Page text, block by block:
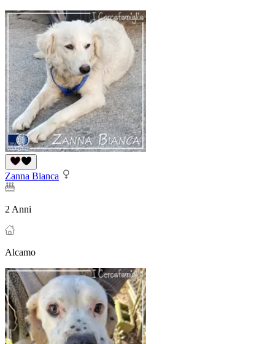
Zanna Bianca
2 Anni
Alcamo